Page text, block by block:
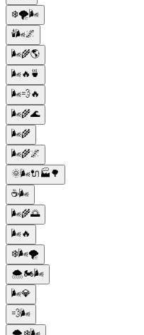
❄️🌪️🌬️
🕯️🌬️🌌
🌬️🌾🌎
🌬️🔥🍵
🌬️💨🔥
🌬️🌾🌊
🌬️🌾
🌬️🌾🌌
🌞🌬️🔌🏭🌳
☕️🌬️
🌬️🌾🌅
🌬️🔥
❄️🌬️🌪️
🌨️🏍️🌬️
🌬️💎
💨🌬️
🌨️❄️🌬️